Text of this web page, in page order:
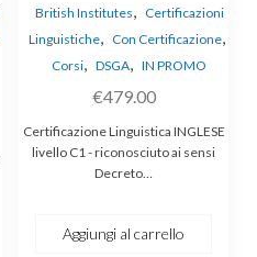
British Institutes, Certificazioni
Linguistiche, Con Certificazione,
Corsi, DSGA, IN PROMO
€479.00
Certificazione Linguistica INGLESE
livello C1 - riconosciuto ai sensi
Decreto…
Aggiungi al carrello